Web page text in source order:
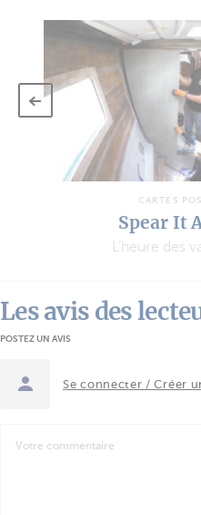
CARTES
Hakuna
Après le tour de
Les avis des
POSTEZ UN AVIS
Se connecter / Créer